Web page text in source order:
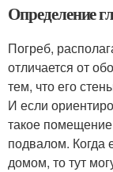
Определение
Погреб,
отличается от
тем, что его
И если
такое
подвалом. Когда
домом, то тут